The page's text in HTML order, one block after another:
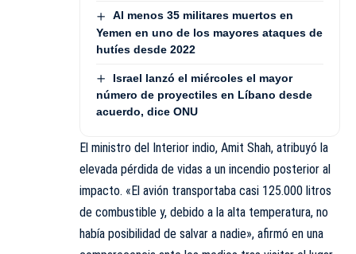
Al menos 35 militares muertos en
Yemen en uno de los mayores ataques de
hutíes desde 2022
Israel lanzó el miércoles el mayor
número de proyectiles en Líbano desde
acuerdo, dice ONU
El ministro del Interior indio, Amit Shah, atribuyó la
elevada pérdida de vidas a un incendio posterior al
impacto. «El avión transportaba casi 125.000 litros
de combustible y, debido a la alta temperatura, no
había posibilidad de salvar a nadie», afirmó en una